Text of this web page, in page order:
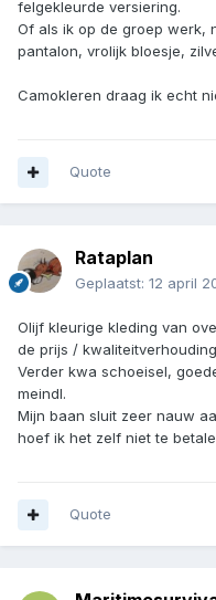
felgekleurde versiering.
Of als ik op de groep werk,
pantalon, vrolijk bloesje,
Camokleren draag ik echt
Quote
Rataplan
Geplaatst: 12 april
Olijf kleurige kleding van
de prijs /
Verder kwa schoeisel,
meindl.
Mijn baan sluit zeer nauw
hoef ik het zelf niet te
Quote